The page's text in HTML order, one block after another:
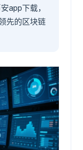
app下载，
先的区块链